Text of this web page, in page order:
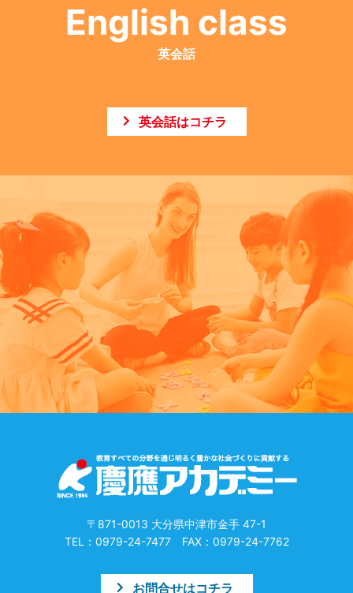
English class
英会話
英会話はコチラ
〒871-0013 大分県中津市金手 47-1
TEL：0979-24-7477 FAX：0979-24-7762
お問合せはコチラ